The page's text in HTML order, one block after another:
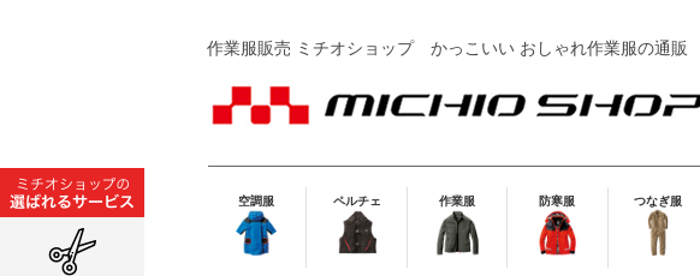
作業服販売 ミチオショップかっこいい おしゃれ作業服の通販
空調服 ペルチェ 作業服 防寒服 つなぎ服